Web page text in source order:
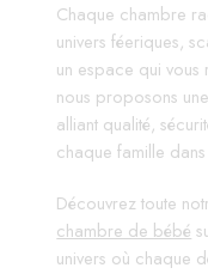
Chaque chambre
univers féeriques,
un espace qui vous
nous proposons
alliant qualité,
chaque famille
Découvrez toute
chambre de bébé
univers où chaque